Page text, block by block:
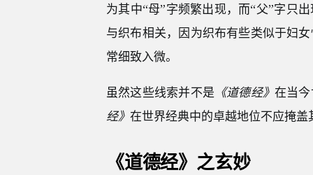
为其中“母”字频繁出现，而“父”字只
与织布相关，因为织布有些类似于妇
常细致入微。
虽然这些线索并不是 《道德经》在当
经》 在世界经典中的卓越地位不应掩
《道德经》之玄妙